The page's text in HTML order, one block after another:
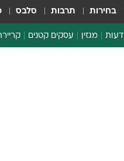
בחירות תרבות סלבס
דעות מגזין עסקים קטנים